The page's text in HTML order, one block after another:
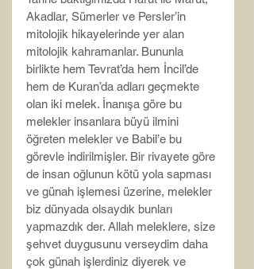
Akadlar, Sümerler ve Persler’in
mitolojik hikayelerinde yer alan
mitolojik kahramanlar. Bununla
birlikte hem Tevrat’da hem İncil’de
hem de Kuran’da adları geçmekte
olan iki melek. İnanışa göre bu
melekler insanlara büyü ilmini
öğreten melekler ve Babil’e bu
görevle indirilmişler. Bir rivayete göre
de insan oğlunun kötü yola sapması
ve günah işlemesi üzerine, melekler
biz dünyada olsaydık bunları
yapmazdık der. Allah meleklere, size
şehvet duygusunu verseydim daha
çok günah işlerdiniz diyerek ve